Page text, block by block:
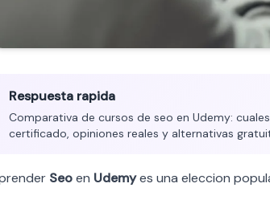
Respuesta rapida
Comparativa de cursos de seo en Udemy:
certificado, opiniones reales y alternativas
Seoen Udemyes una eleccion